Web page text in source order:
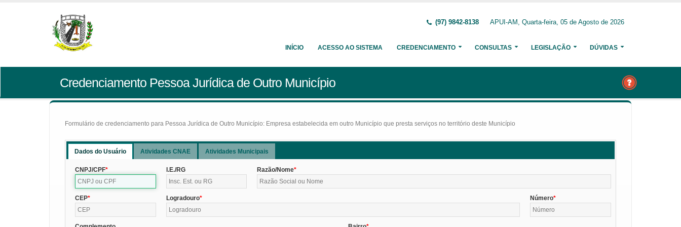
(97) 9842-8138 APUI-AM, Quarta-feira, 05 de Agosto de 2026
INÍCIO ACESSO AO SISTEMA CREDENCIAMENTO CONSULTAS LEGISLAÇÃO DÚVIDAS
Credenciamento Pessoa Jurídica de Outro Município
Formulário de credenciamento para Pessoa Jurídica de Outro Município: Empresa estabelecida em outro Município que presta serviços no território deste Município
Dados do Usuário Atividades CNAE Atividades Municipais
CNPJ/CPF I.E./RG Razão/Nome
CEP Logradouro Número